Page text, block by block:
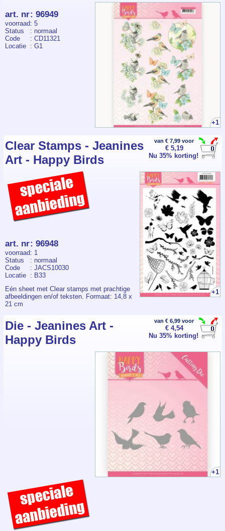
+1
art. nr: 96949
voorraad: 5
Status
: normaal
Code
: CD11321
Locatie : G1
van € 7,99 voor
€ 5,19
Nu 35% korting!
Clear Stamps - Jeanines
Art - Happy Birds
+1
art. nr: 96948
voorraad: 1
Status
: normaal
Code
: JACS10030
Locatie : B33
Eén sheet met Clear stamps met prachtige
afbeeldingen en/of teksten. Formaat: 14,8 x
21 cm
van € 6,99 voor
€ 4,54
Nu 35% korting!
Die - Jeanines Art -
Happy Birds
+1